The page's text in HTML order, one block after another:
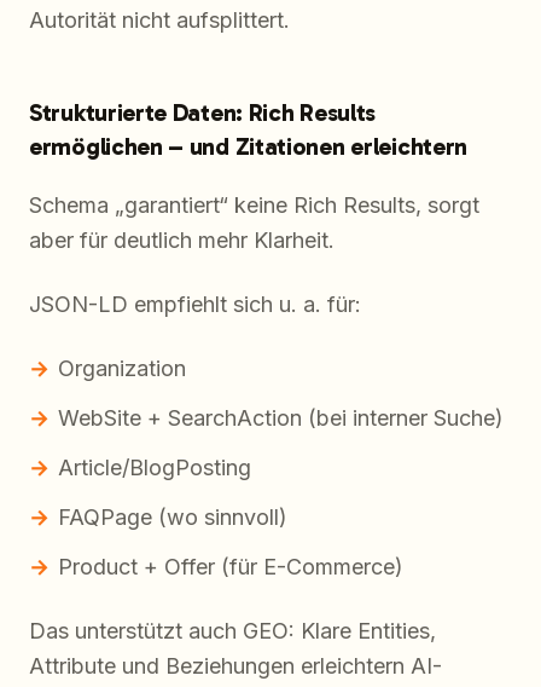
Autorität nicht aufsplittert.
Strukturierte Daten: Rich Results
ermöglichen – und Zitationen erleichtern
Schema „garantiert“ keine Rich Results, sorgt
aber für deutlich mehr Klarheit.
JSON-LD empfiehlt sich u. a. für:
Organization
WebSite + SearchAction (bei interner Suche)
Article/BlogPosting
FAQPage (wo sinnvoll)
Product + Offer (für E-Commerce)
Das unterstützt auch GEO: Klare Entities,
Attribute und Beziehungen erleichtern AI-